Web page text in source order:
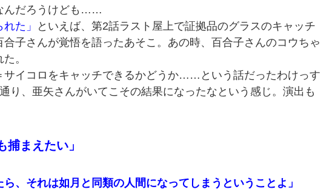
んだろうけども……
た」
といえば、第2話ラスト屋上で証拠品のグラスのキャッチ
子さんが覚悟を語ったあそこ。あの時、百合子さんのコウちゃ
。
イコロをキャッチできるかどうか……という話だったわけっす
り、亜矢さんがいてこその結果になったなという感じ。演出も
捕まえたい」
ら、それは如月と同類の人間になってしまうということよ」